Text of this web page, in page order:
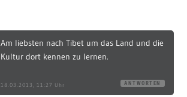
Am liebsten nach Tibet um das Land und die
Kultur dort kennen zu lernen.
18.03.2013, 11:27 Uhr ANTWORTEN